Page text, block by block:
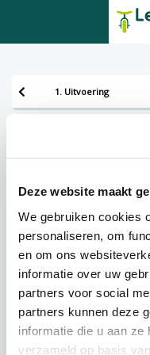
Deze website maakt
We gebruiken cookies
personaliseren, om
en om ons
informatie over uw
partners voor social
partners kunnen deze
informatie die u aan
verzameld op basis
1. Uitvoering
Leveren
Lening op